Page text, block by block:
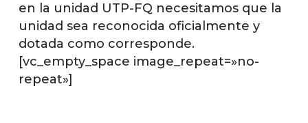
en la unidad UTP-FQ necesitamos que la
unidad sea reconocida oficialmente y
dotada como corresponde.
[vc_empty_space image_repeat=»no-
repeat»]